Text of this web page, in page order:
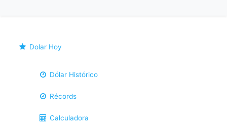
Dolar Hoy
Dólar Histórico
Récords
Calculadora